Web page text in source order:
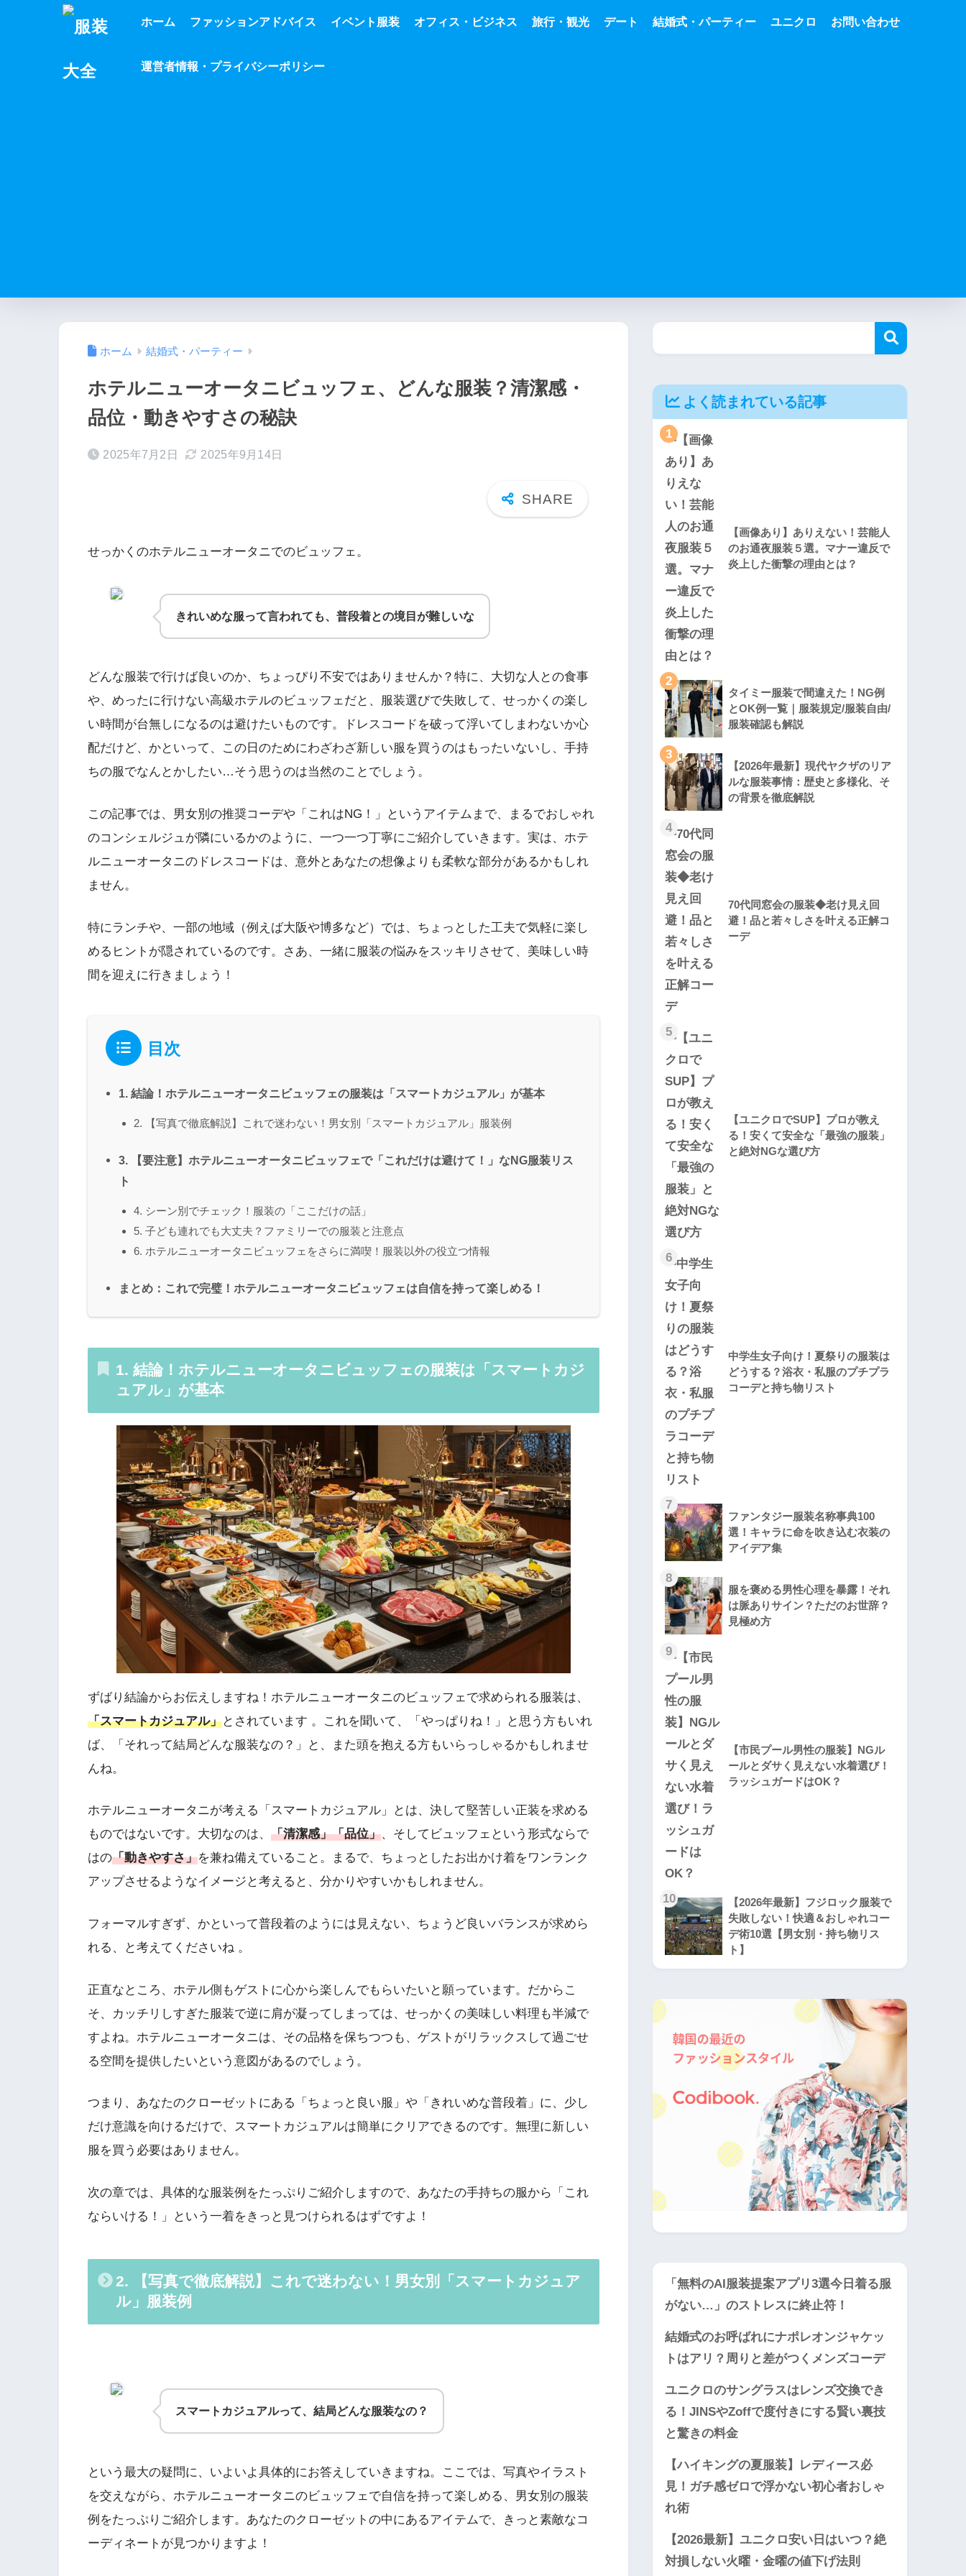
ホーム ファッションアドバイス イベント服装 オフィス・ビジネス 旅行・観光 デート 結婚式・パーティー ユニクロ お問い合わせ
運営者情報・プライバシーポリシー
ホーム 結婚式・パーティー
ホテルニューオータニビュッフェ、どんな服装？清潔感・
品位・動きやすさの秘訣
2025年7月2日 2025年9月14日
せっかくのホテルニューオータニでのビュッフェ。
きれいめな服って言われても、普段着との境目が難しいな
どんな服装で行けば良いのか、ちょっぴり不安ではありませんか？特に、大切な人との食事
や、めったに行けない高級ホテルのビュッフェだと、服装選びで失敗して、せっかくの楽し
い時間が台無しになるのは避けたいものです。ドレスコードを破って浮いてしまわないか心
配だけど、かといって、この日のためにわざわざ新しい服を買うのはもったいないし、手持
ちの服でなんとかしたい…そう思うのは当然のことでしょう。
この記事では、男女別の推奨コーデや「これはNG！」というアイテムまで、まるでおしゃれ
のコンシェルジュが隣にいるかのように、一つ一つ丁寧にご紹介していきます。実は、ホテ
ルニューオータニのドレスコードは、意外とあなたの想像よりも柔軟な部分があるかもしれ
ません。
特にランチや、一部の地域（例えば大阪や博多など）では、ちょっとした工夫で気軽に楽し
めるヒントが隠されているのです。さあ、一緒に服装の悩みをスッキリさせて、美味しい時
間を迎えに行きましょう！
目次
1. 結論！ホテルニューオータニビュッフェの服装は「スマートカジュアル」が基本
2. 【写真で徹底解説】これで迷わない！男女別「スマートカジュアル」服装例
3. 【要注意】ホテルニューオータニビュッフェで「これだけは避けて！」なNG服装リス
ト
4. シーン別でチェック！服装の「ここだけの話」
5. 子ども連れでも大丈夫？ファミリーでの服装と注意点
6. ホテルニューオータニビュッフェをさらに満喫！服装以外の役立つ情報
まとめ：これで完璧！ホテルニューオータニビュッフェは自信を持って楽しめる！
1. 結論！ホテルニューオータニビュッフェの服装は「スマートカジ
ュアル」が基本
ずばり結論からお伝えしますね！ホテルニューオータニのビュッフェで求められる服装は、
「スマートカジュアル」とされています 。これを聞いて、「やっぱりね！」と思う方もいれ
ば、「それって結局どんな服装なの？」と、また頭を抱える方もいらっしゃるかもしれませ
んね。
ホテルニューオータニが考える「スマートカジュアル」とは、決して堅苦しい正装を求める
ものではないです。大切なのは、 「清潔感」「品位」、そしてビュッフェという形式ならで
はの「動きやすさ」を兼ね備えていること。まるで、ちょっとしたお出かけ着をワンランク
アップさせるようなイメージと考えると、分かりやすいかもしれません。
フォーマルすぎず、かといって普段着のようには見えない、ちょうど良いバランスが求めら
れる、と考えてくださいね 。
正直なところ、ホテル側もゲストに心から楽しんでもらいたいと願っています。だからこ
そ、カッチリしすぎた服装で逆に肩が凝ってしまっては、せっかくの美味しい料理も半減で
すよね。ホテルニューオータニは、その品格を保ちつつも、ゲストがリラックスして過ごせ
る空間を提供したいという意図があるのでしょう。
つまり、あなたのクローゼットにある「ちょっと良い服」や「きれいめな普段着」に、少し
だけ意識を向けるだけで、スマートカジュアルは簡単にクリアできるのです。無理に新しい
服を買う必要はありません。
次の章では、具体的な服装例をたっぷりご紹介しますので、あなたの手持ちの服から「これ
ならいける！」という一着をきっと見つけられるはずですよ！
2. 【写真で徹底解説】これで迷わない！男女別「スマートカジュア
ル」服装例
スマートカジュアルって、結局どんな服装なの？
という最大の疑問に、いよいよ具体的にお答えしていきますね。ここでは、写真やイラスト
を交えながら、ホテルニューオータニのビュッフェで自信を持って楽しめる、男女別の服装
例をたっぷりご紹介します。あなたのクローゼットの中にあるアイテムで、きっと素敵なコ
ーディネートが見つかりますよ！
よく読まれている記事
1
【画像あり】ありえない！芸能人
のお通夜服装５選。マナー違反で
炎上した衝撃の理由とは？
2
タイミー服装で間違えた！NG例
とOK例一覧｜服装規定/服装自由/
服装確認も解説
3
【2026年最新】現代ヤクザのリア
ルな服装事情：歴史と多様化、そ
の背景を徹底解説
4
70代同窓会の服装◆老け見え回
避！品と若々しさを叶える正解コ
ーデ
5
【ユニクロでSUP】プロが教え
る！安くて安全な「最強の服装」
と絶対NGな選び方
6
中学生女子向け！夏祭りの服装は
どうする？浴衣・私服のプチプラ
コーデと持ち物リスト
7
ファンタジー服装名称事典100
選！キャラに命を吹き込む衣装の
アイデア集
8
服を褒める男性心理を暴露！それ
は脈ありサイン？ただのお世辞？
見極め方
9
【市民プール男性の服装】NGル
ールとダサく見えない水着選び！
ラッシュガードはOK？
10
【2026年最新】フジロック服装で
失敗しない！快適＆おしゃれコー
デ術10選【男女別・持ち物リス
ト】
「無料のAI服装提案アプリ3選今日着る服
がない…」のストレスに終止符！
結婚式のお呼ばれにナポレオンジャケッ
トはアリ？周りと差がつくメンズコーデ
ユニクロのサングラスはレンズ交換でき
る！JINSやZoffで度付きにする賢い裏技
と驚きの料金
【ハイキングの夏服装】レディース必
見！ガチ感ゼロで浮かない初心者おしゃ
れ術
【2026最新】ユニクロ安い日はいつ？絶
対損しない火曜・金曜の値下げ法則